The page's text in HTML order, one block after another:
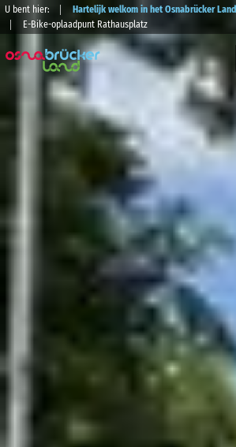
U bent hier: Hartelijk welkom in het Osnabrücker Land
E-Bike-oplaadpunt Rathausplatz